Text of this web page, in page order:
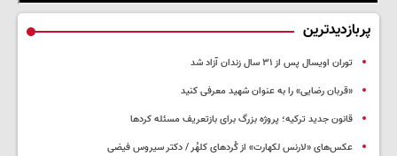
پربازدیدترین
توران اویسال پس از ۳۱ سال زندان آزاد شد
«قربان رضایی» را به عنوان شهید معرفی کنید
قانون جدید ترکیه؛ پروژه بزرگ‌ برای بازتعریف مسئله کردها
عکس‌های «لارنس لکهارت» از کُردهای کلهُر / دکتر سیروس فیضی